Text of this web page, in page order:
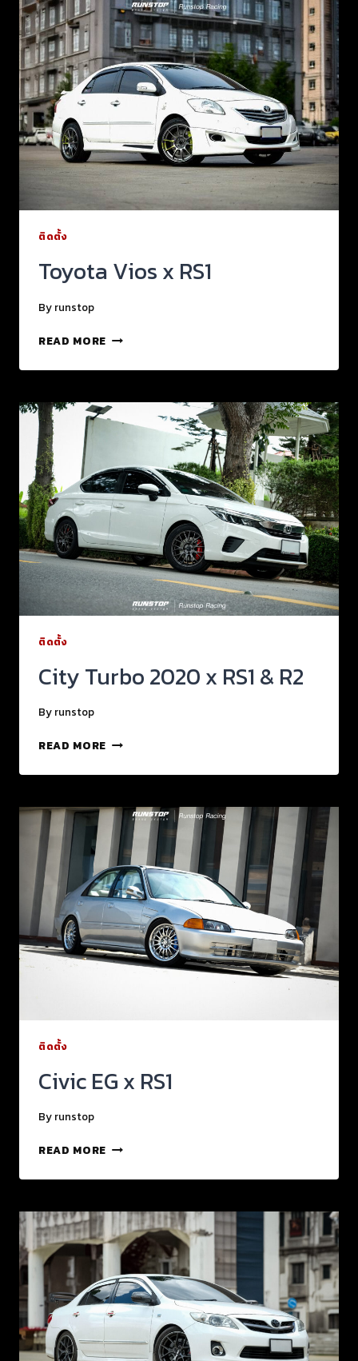
ติดตั้ง
Toyota Vios x RS1
By runstop
READ MORE
ติดตั้ง
City Turbo 2020 x RS1 & R2
By runstop
READ MORE
ติดตั้ง
Civic EG x RS1
By runstop
READ MORE